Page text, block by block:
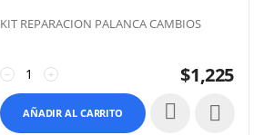
KIT REPARACION PALANCA CAMBIOS
+
− $1,225
AÑADIR AL CARRITO 